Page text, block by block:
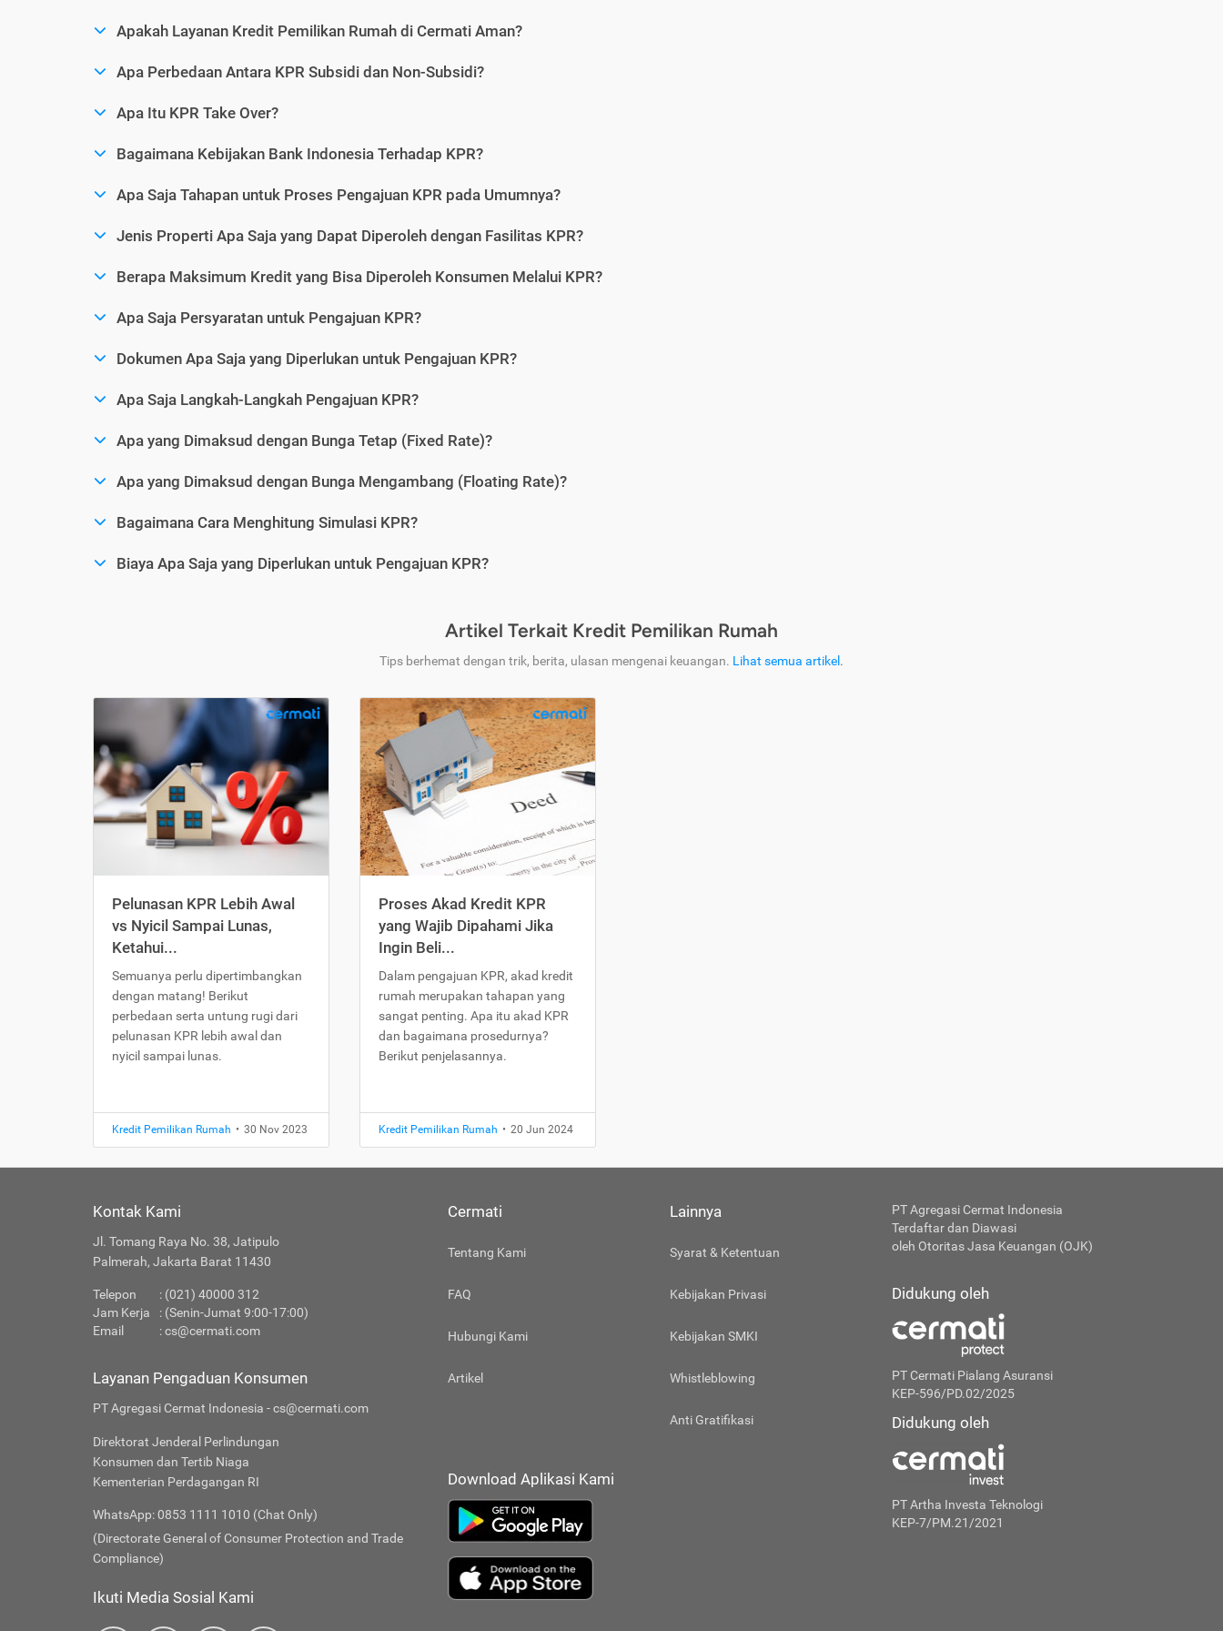
Apakah Layanan Kredit Pemilikan Rumah di Cermati Aman?
Apa Perbedaan Antara KPR Subsidi dan Non-Subsidi?
Apa Itu KPR Take Over?
Bagaimana Kebijakan Bank Indonesia Terhadap KPR?
Apa Saja Tahapan untuk Proses Pengajuan KPR pada Umumnya?
Jenis Properti Apa Saja yang Dapat Diperoleh dengan Fasilitas KPR?
Berapa Maksimum Kredit yang Bisa Diperoleh Konsumen Melalui KPR?
Apa Saja Persyaratan untuk Pengajuan KPR?
Dokumen Apa Saja yang Diperlukan untuk Pengajuan KPR?
Apa Saja Langkah-Langkah Pengajuan KPR?
Apa yang Dimaksud dengan Bunga Tetap (Fixed Rate)?
Apa yang Dimaksud dengan Bunga Mengambang (Floating Rate)?
Bagaimana Cara Menghitung Simulasi KPR?
Biaya Apa Saja yang Diperlukan untuk Pengajuan KPR?
Artikel Terkait Kredit Pemilikan Rumah
Tips berhemat dengan trik, berita, ulasan mengenai keuangan. Lihat semua artikel .
Pelunasan KPR Lebih Awal
vs Nyicil Sampai Lunas,
Ketahui...
Semuanya perlu dipertimbangkan
dengan matang! Berikut
perbedaan serta untung rugi dari
pelunasan KPR lebih awal dan
nyicil sampai lunas.
Kredit Pemilikan Rumah • 30 Nov 2023
Proses Akad Kredit KPR
yang Wajib Dipahami Jika
Ingin Beli...
Dalam pengajuan KPR, akad kredit
rumah merupakan tahapan yang
sangat penting. Apa itu akad KPR
dan bagaimana prosedurnya?
Berikut penjelasannya.
Kredit Pemilikan Rumah • 20 Jun 2024
Kontak Kami
Jl. Tomang Raya No. 38, Jatipulo
Palmerah, Jakarta Barat 11430
Telepon
: (021) 40000 312
Jam Kerja
: (Senin-Jumat 9:00-17:00)
Email
:cs@cermati.com
Layanan Pengaduan Konsumen
PT Agregasi Cermat Indonesia - cs@cermati.com
Direktorat Jenderal Perlindungan
Konsumen dan Tertib Niaga
Kementerian Perdagangan RI
WhatsApp: 0853 1111 1010 (Chat Only)
(Directorate General of Consumer Protection and Trade
Compliance)
Ikuti Media Sosial Kami
Cermati
Tentang Kami
FAQ
Hubungi Kami
Artikel
Lainnya
Syarat & Ketentuan
Kebijakan Privasi
Kebijakan SMKI
Whistleblowing
Anti Gratifikasi
Download Aplikasi Kami
PT Agregasi Cermat Indonesia
Terdaftar dan Diawasi
oleh Otoritas Jasa Keuangan (OJK)
Didukung oleh
PT Cermati Pialang Asuransi
KEP-596/PD.02/2025
Didukung oleh
PT Artha Investa Teknologi
KEP-7/PM.21/2021